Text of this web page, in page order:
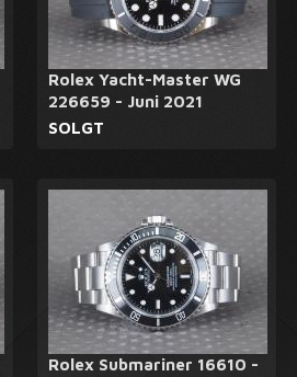
Rolex Yacht-Master WG
226659 - Juni 2021
SOLGT
Rolex Submariner 16610 -